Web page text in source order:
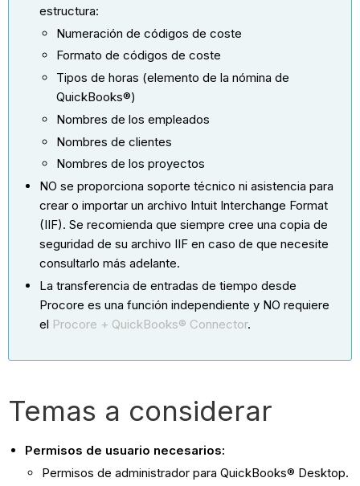
estructura:
Numeración de códigos de coste
Formato de códigos de coste
Tipos de horas (elemento de la nómina de
QuickBooks®)
Nombres de los empleados
Nombres de clientes
Nombres de los proyectos
NO se proporciona soporte técnico ni asistencia para
crear o importar un archivo Intuit Interchange Format
(IIF). Se recomienda que siempre cree una copia de
seguridad de su archivo IIF en caso de que necesite
consultarlo más adelante.
La transferencia de entradas de tiempo desde
Procore es una función independiente y NO requiere
el Procore + QuickBooks® Connector.
Temas a considerar
Permisos de usuario necesarios:
Permisos de administrador para QuickBooks® Desktop.